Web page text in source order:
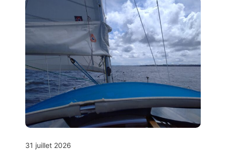
31 juillet 2026